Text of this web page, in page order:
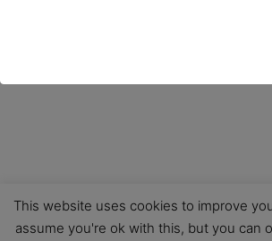
This website uses cookies to improve
assume you're ok with this, but you can